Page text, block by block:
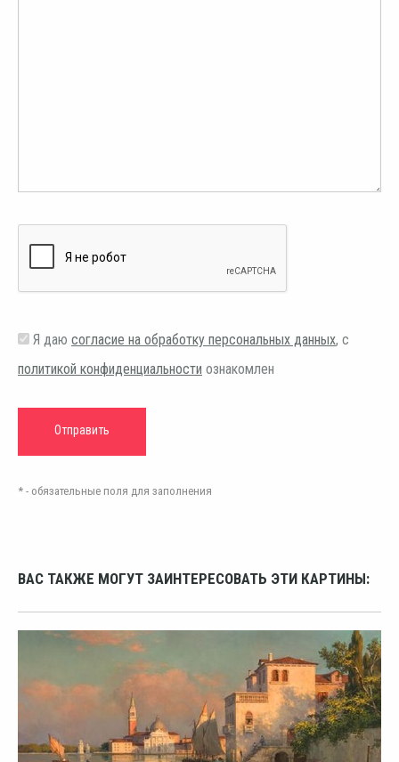
Я даю согласие на обработку персональных данных, с
политикой конфиденциальности ознакомлен
* - обязательные поля для заполнения
ВАС ТАКЖЕ МОГУТ ЗАИНТЕРЕСОВАТЬ ЭТИ КАРТИНЫ: